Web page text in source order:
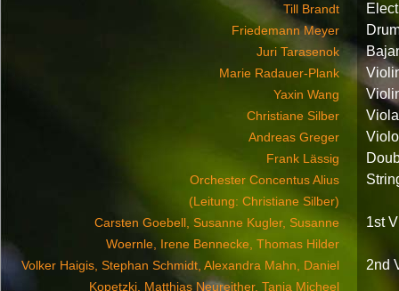
Till Brandt
Friedemann Meyer
Juri Tarasenok
Marie Radauer-Plank
Yaxin Wang
Christiane Silber
Andreas Greger
Frank Lässig
Orchester Concentus Alius
(Leitung: Christiane Silber)
Carsten Goebell, Susanne Kugler, Susanne
Woernle, Irene Bennecke, Thomas Hilder
Volker Haigis, Stephan Schmidt, Alexandra Mahn, Daniel
Kopetzki, Matthias Neureither, Tanja Micheel
Viola
1st
2nd